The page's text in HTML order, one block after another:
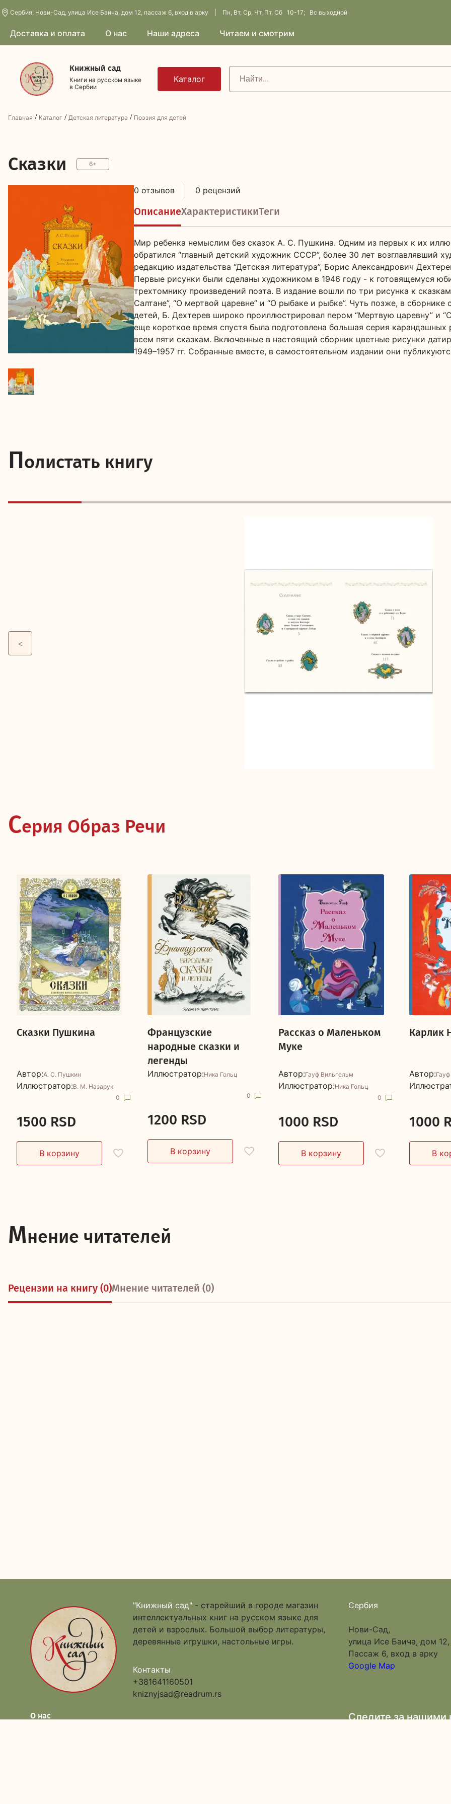
Сербия, Нови-Сад, улица Исе Баича, дом 12, пассаж 6, вход в арку | Пн, Вт, Ср, Чт, Пт, Сб 10-17; Вс выходной
Доставка и оплата О нас Наши адреса Читаем и смотрим
Книжный сад
Книги на русском языке
в Сербии
Главная / Каталог / Детская литература / Поэзия для детей
Сказки 6+
0 отзывов 0 рецензий
ОписаниеХарактеристикиТеги
Мир ребенка немыслим без сказок А. С. Пушкина. Одним из первых к их
обратился “главный детский художник СССР”, более 30 лет возглавлявший
редакцию издательства “Детская литература”, Борис Александрович
Первые рисунки были сделаны художником в 1946 году - к готовящемуся
трехтомнику произведений поэта. В издание вошли по три рисунка к
Салтане”, “О мертвой царевне” и “О рыбаке и рыбке”. Чуть позже, в сборнике
детей, Б. Дехтерев широко проиллюстрировал пером “Мертвую царевну” и
еще короткое время спустя была подготовлена большая серия карандашных
всем пяти сказкам. Включенные в настоящий сборник цветные рисунки
1949–1957 гг. Собранные вместе, в самостоятельном издании они
Полистать книгу
Серия Образ Речи
Сказки Пушкина
Автор:А. С. Пушкин
Иллюстратор:В. М. Назарук
0
1500 RSD
Французские
народные сказки и
легенды
Иллюстратор:Ника Гольц
0
1200 RSD
Рассказ о Маленьком
Муке
Автор:Гауф Вильгельм
Иллюстратор:Ника Гольц
0
1000 RSD
Карлик
Автор:
1000
Мнение читателей
Рецензии на книгу (0)Мнение читателей (0)
"Книжный сад" - старейший в городе магазин
интеллектуальных книг на русском языке для
детей и взрослых. Большой выбор литературы,
деревянные игрушки, настольные игры.
Контакты
+381641160501
kniznyjsad@readrum.rs
Сербия
Нови-Сад,
улица Исе Баича, дом 12,
Пассаж 6, вход в арку
Google Map
О нас Следите за нашими